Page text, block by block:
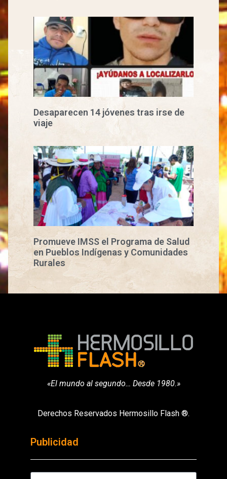
Desaparecen 14 jóvenes tras irse de
viaje
Promueve IMSS el Programa de Salud
en Pueblos Indígenas y Comunidades
Rurales
«El mundo al segundo… Desde 1980.»
Derechos Reservados Hermosillo Flash ®.
Publicidad